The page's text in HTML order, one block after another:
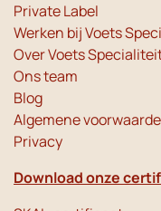
Private Label
Werken bij Voets
Over Voets
Ons team
Blog
Algemene
Privacy
Download onze